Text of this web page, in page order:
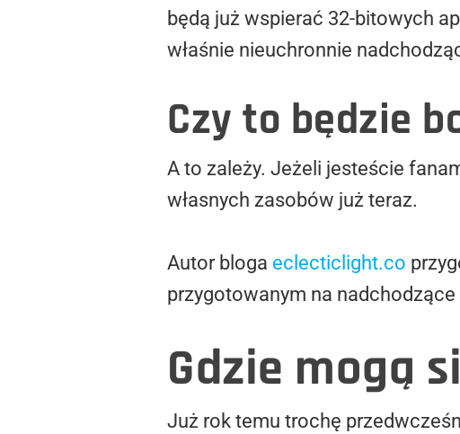
będą już wspierać 32-bitowych
właśnie nieuchronnie
Czy to będzie
A to zależy. Jeżeli jesteście
własnych zasobów już teraz.
Autor bloga eclecticlight.co
przygotowanym na nadchodzące
Gdzie mogą
Już rok temu trochę